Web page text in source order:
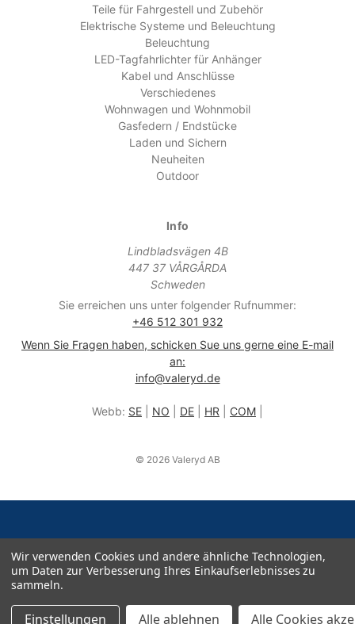
Teile für Fahrgestell und Zubehör
Elektrische Systeme und Beleuchtung
Beleuchtung
LED-Tagfahrlichter für Anhänger
Kabel und Anschlüsse
Verschiedenes
Wohnwagen und Wohnmobil
Gasfedern / Endstücke
Laden und Sichern
Neuheiten
Outdoor
Info
Lindbladsvägen 4B
447 37 VÅRGÅRDA
Schweden
Sie erreichen uns unter folgender Rufnummer:
+46 512 301 932
Wenn Sie Fragen haben, schicken Sue uns gerne eine E-mail
an:
info@valeryd.de
Webb: SE NO DE HR COM
© 2026 Valeryd AB
Wir verwenden Cookies und andere ähnliche Technologien,
um Daten zur Verbesserung Ihres Einkaufserlebnisses zu
sammeln.
Einstellungen Alle ablehnen Alle Cookies